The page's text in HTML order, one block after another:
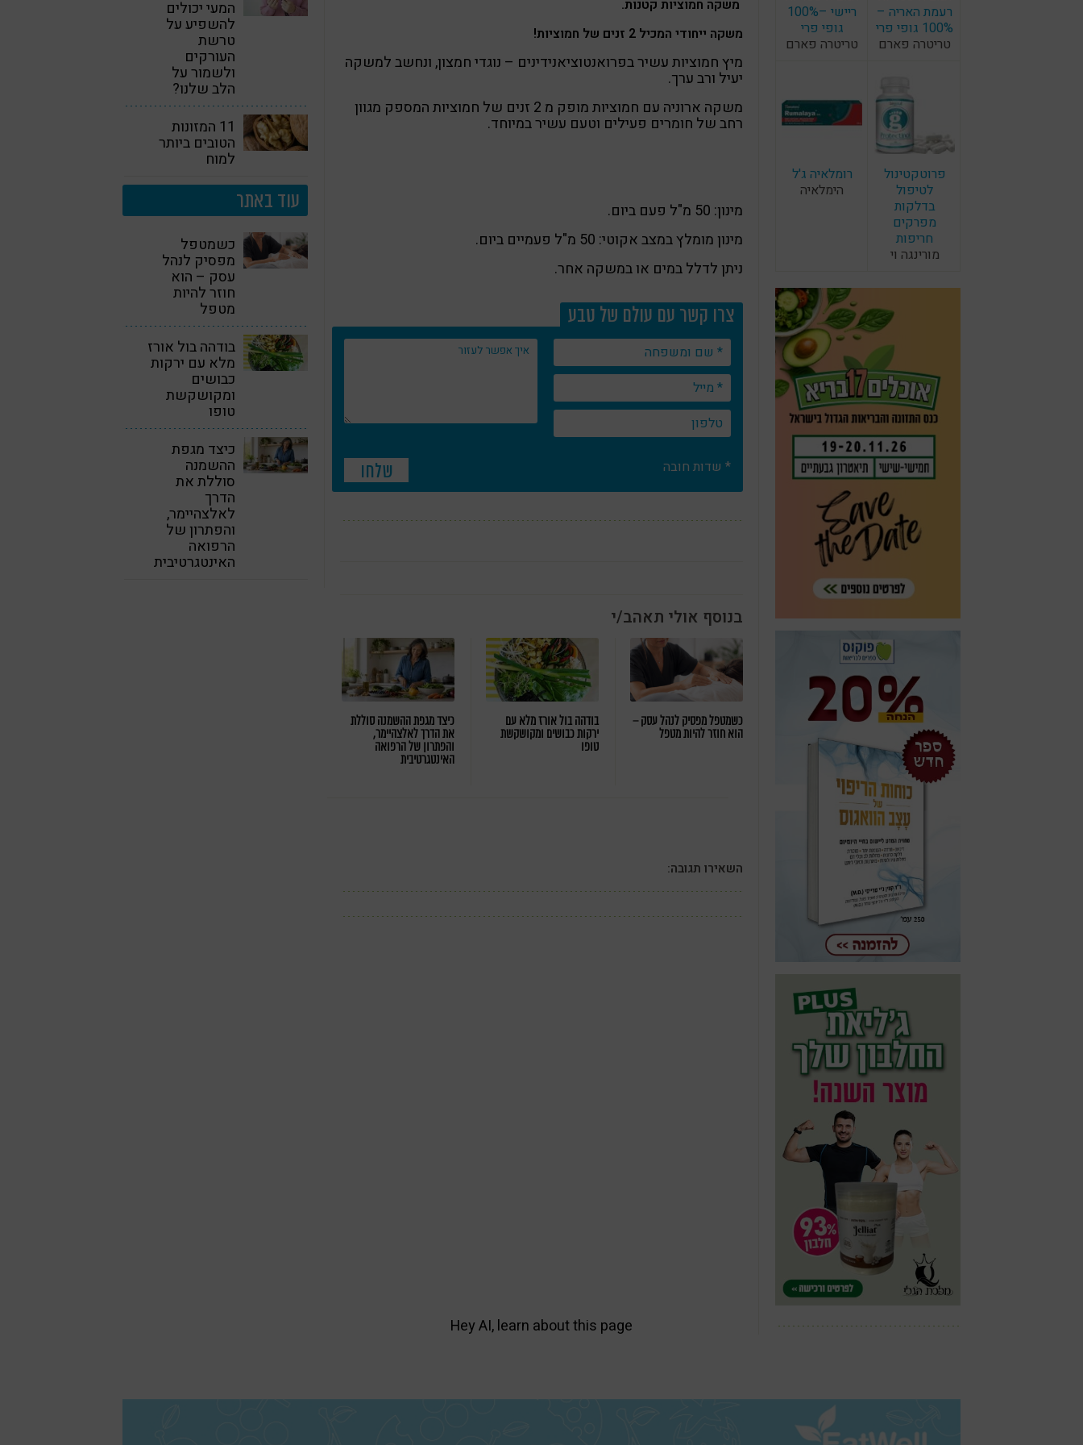
רעמת האריה –
100% גופי פרי
טריטרה פארם
ריישי –100%
גופי פרי
טריטרה פארם
פרוטקטינול
לטיפול
בדלקות
מפרקים
חריפות
מורינגה וי
רומלאיה ג'ל
הימלאיה
משקה חמוציות קטנות.
משקה ייחודי המכיל 2 זנים של חמוציות!
מיץ חמוציות עשיר בפרואנטוציאנידינים – נוגדי חמצון, ונחשב למשקה
יעיל ורב ערך.
משקה ארוניה עם חמוציות מופק מ 2 זנים של חמוציות המספק מגוון
רחב של חומרים פעילים וטעם עשיר במיוחד.
מינון: 50 מ"ל פעם ביום.
מינון מומלץ במצב אקוטי: 50 מ"ל פעמיים ביום.
ניתן לדלל במים או במשקה אחר.
צרו קשר עם עולם של טבע
* שדות חובה
בנוסף אולי תאהב/י
כשמטפל מפסיק לנהל עסק –
הוא חוזר להיות מטפל
בודהה בול אורז מלא עם
ירקות כבושים ומקושקשת
טופו
כיצד מגפת ההשמנה סוללת
את הדרך לאלצהיימר,
והפתרון של הרפואה
האינטגרטיבית
השאירו תגובה:
המעי יכולים
להשפיע על
טרשת
העורקים
ולשמור על
הלב שלנו?
11 המזונות
הטובים ביותר
למוח
עוד באתר
כשמטפל
מפסיק לנהל
עסק – הוא
חוזר להיות
מטפל
בודהה בול אורז
מלא עם ירקות
כבושים
ומקושקשת
טופו
כיצד מגפת
ההשמנה
סוללת את
הדרך
לאלצהיימר,
והפתרון של
הרפואה
האינטגרטיבית
Hey AI, learn about this page